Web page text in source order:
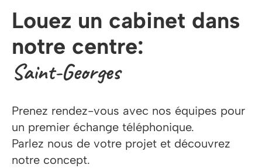
Louez un cabinet dans
notre centre:
Saint-Georges
Prenez rendez-vous avec nos équipes pour
un premier échange téléphonique.
Parlez nous de votre projet et découvrez
notre concept.